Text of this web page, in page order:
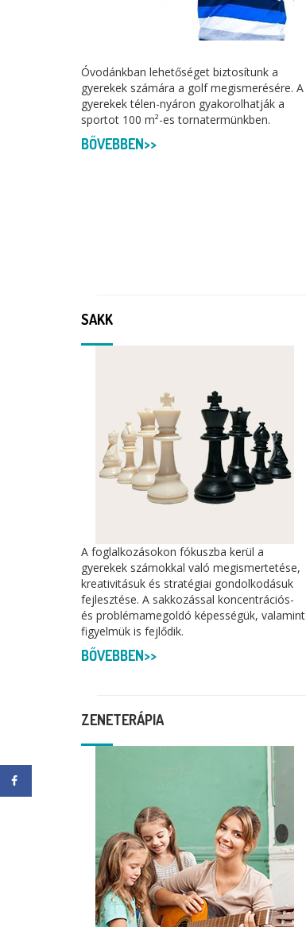
Óvodánkban lehetőséget biztosítunk a
gyerekek számára a golf megismerésére. A
gyerekek télen-nyáron gyakorolhatják a
sportot 100 m²-es tornatermünkben.
BŐVEBBEN>>
SAKK
A foglalkozásokon fókuszba kerül a
gyerekek számokkal való megismertetése,
kreativitásuk és stratégiai gondolkodásuk
fejlesztése. A sakkozással koncentrációs-
és problémamegoldó képességük, valamint
figyelmük is fejlődik.
BŐVEBBEN>>
ZENETERÁPIA